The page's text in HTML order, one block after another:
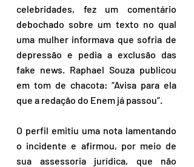
celebridades, fez um comentário
debochado sobre um texto no qual
uma mulher informava que sofria de
depressão e pedia a exclusão das
fake news. Raphael Souza publicou
em tom de chacota: “Avisa para ela
que a redação do Enem já passou”.
O perfil emitiu uma nota lamentando
o incidente e afirmou, por meio de
sua assessoria jurídica, que não